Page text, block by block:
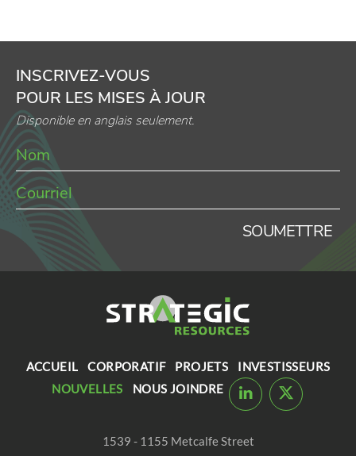
INSCRIVEZ-VOUS
POUR LES MISES À JOUR
Disponible en anglais seulement.
SOUMETTRE
ACCUEIL CORPORATIF PROJETS
INVESTISSEURS
NOUVELLES
NOUS JOINDRE
1539 - 1155 Metcalfe Street